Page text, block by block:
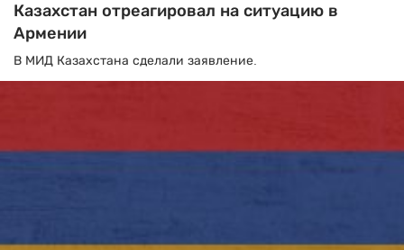
Казахстан отреагировал на ситуацию в
Армении
В МИД Казахстана сделали заявление.